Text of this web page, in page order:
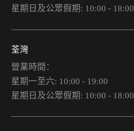
星期日及公眾假期: 10:00 - 18:00
荃灣
營業時間：
星期一至六: 10:00 - 19:00
星期日及公眾假期: 10:00 - 18:00